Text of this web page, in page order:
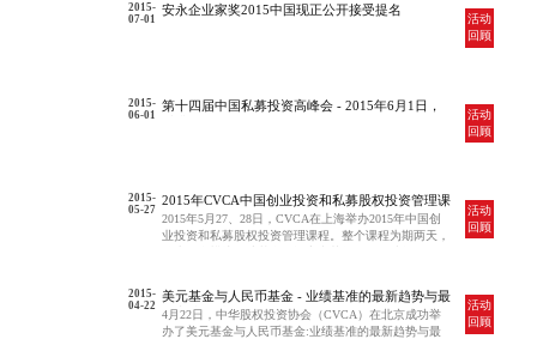
2015-
07-01
活动
回顾
安永企业家奖2015中国现正公开接受提名
2015-
06-01
活动
回顾
第十四届中国私募投资高峰会 - 2015年6月1日，
2015-
05-27
活动
回顾
2015年CVCA中国创业投资和私募股权投资管理课
程
2015年5月27、28日，CVCA在上海举办2015年中国创
业投资和私募股权投资管理课程。整个课程为期两天，
环节。约四十位CVCA会员及非会员从业者参加了培
训。
2015-
04-22
活动
回顾
美元基金与人民币基金 - 业绩基准的最新趋势与最
佳实践研讨会
4月22日，中华股权投资协会（CVCA）在北京成功举
办了美元基金与人民币基金:业绩基准的最新趋势与最